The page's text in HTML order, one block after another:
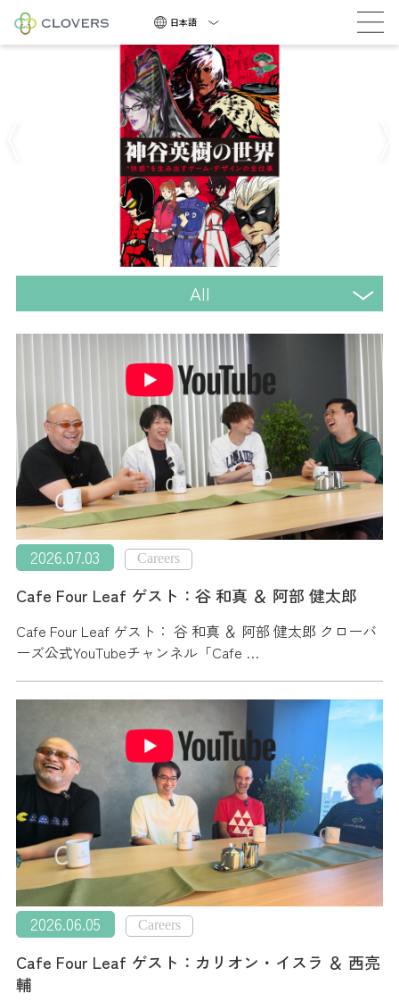
日本語
中
デザインの全仕事』が本日発売
All
2026.07.03 Careers
Cafe Four Leaf ゲスト：谷 和真 ＆ 阿部 健太郎
Cafe Four Leaf ゲスト： 谷 和真 ＆ 阿部 健太郎 クローバ
ーズ公式YouTubeチャンネル「Cafe …
2026.06.05 Careers
Cafe Four Leaf ゲスト：カリオン・イスラ ＆ 西亮
輔
NEWS
COMPANY